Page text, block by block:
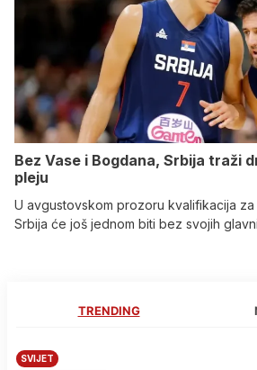
Bez Vase i Bogdana, Srbija traži
pleju
U avgustovskom prozoru kvalifikacija
Srbija će još jednom biti bez svojih
TRENDING
SVIJET